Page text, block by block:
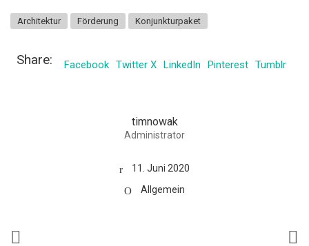
Architektur Förderung Konjunkturpaket
Share: Facebook Twitter X LinkedIn Pinterest Tumblr
timnowak
Administrator
11. Juni 2020
Allgemein